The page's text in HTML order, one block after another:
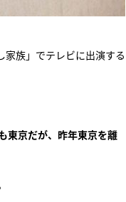
族」でテレビに出演する
東京だが、昨年東京を離